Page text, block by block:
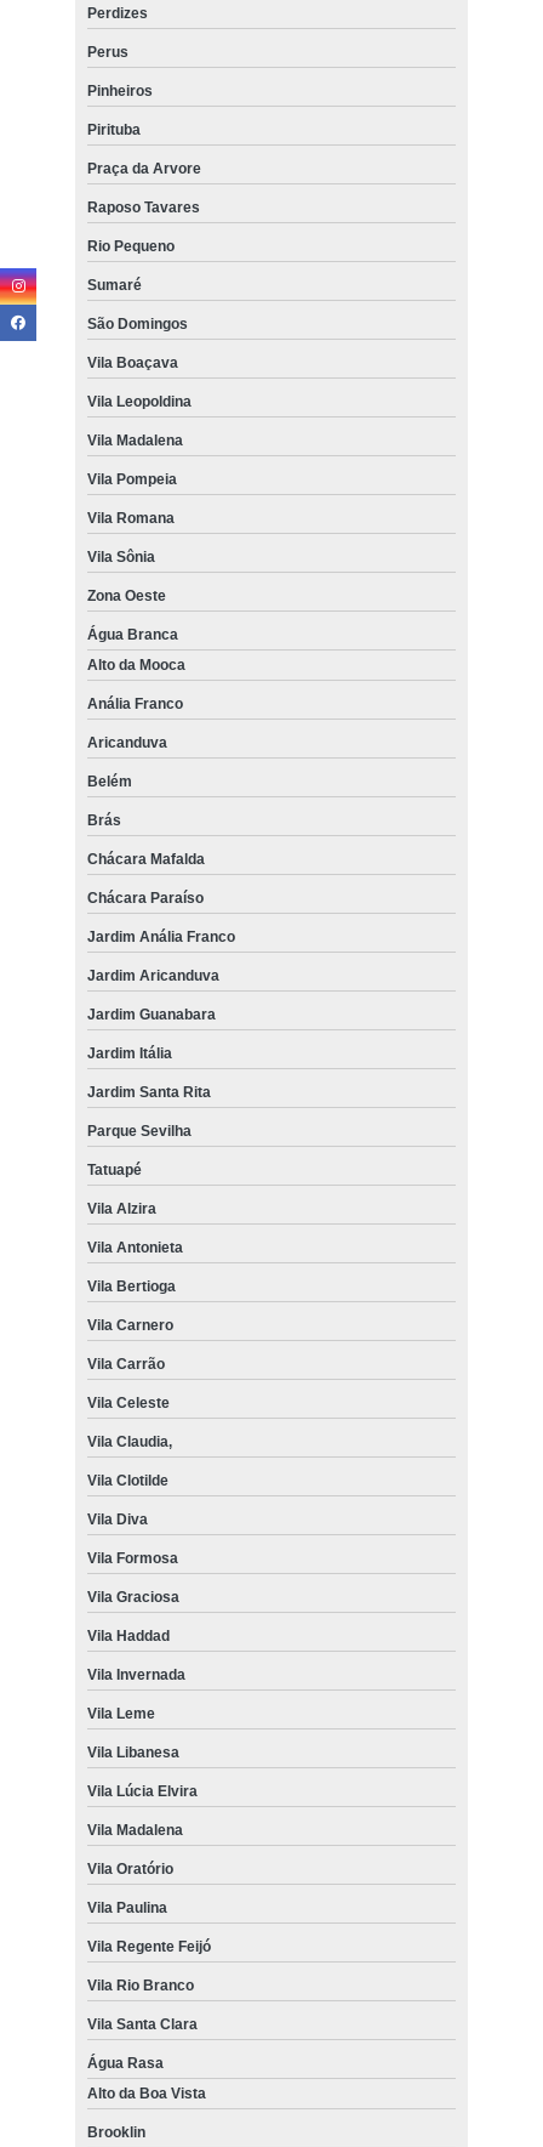
Perdizes
Perus
Pinheiros
Pirituba
Praça da Arvore
Raposo Tavares
Rio Pequeno
Sumaré
São Domingos
Vila Boaçava
Vila Leopoldina
Vila Madalena
Vila Pompeia
Vila Romana
Vila Sônia
Zona Oeste
Água Branca
Alto da Mooca
Anália Franco
Aricanduva
Belém
Brás
Chácara Mafalda
Chácara Paraíso
Jardim Anália Franco
Jardim Aricanduva
Jardim Guanabara
Jardim Itália
Jardim Santa Rita
Parque Sevilha
Tatuapé
Vila Alzira
Vila Antonieta
Vila Bertioga
Vila Carnero
Vila Carrão
Vila Celeste
Vila Claudia,
Vila Clotilde
Vila Diva
Vila Formosa
Vila Graciosa
Vila Haddad
Vila Invernada
Vila Leme
Vila Libanesa
Vila Lúcia Elvira
Vila Madalena
Vila Oratório
Vila Paulina
Vila Regente Feijó
Vila Rio Branco
Vila Santa Clara
Água Rasa
Alto da Boa Vista
Brooklin